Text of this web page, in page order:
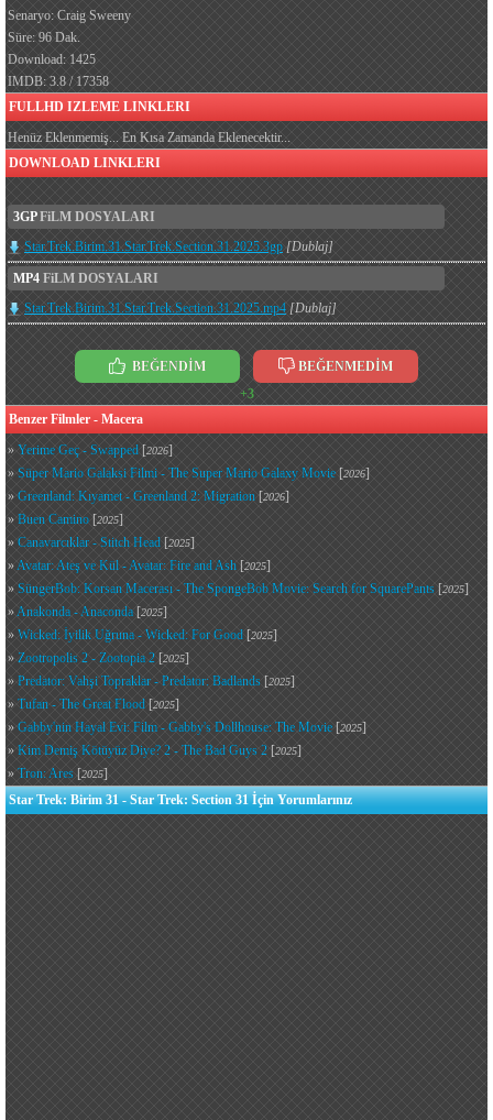
Senaryo: Craig Sweeny
Süre: 96 Dak.
Download: 1425
IMDB: 3.8 / 17358
FULLHD IZLEME LINKLERI
Henüz Eklenmemiş... En Kısa Zamanda Eklenecektir...
DOWNLOAD LINKLERI
3GPFiLM DOSYALARI
Star.Trek.Birim.31.Star.Trek.Section.31.2025.3gp [Dublaj]
MP4 FiLM DOSYALARI
Star.Trek.Birim.31.Star.Trek.Section.31.2025.mp4 [Dublaj]
BEĞENDİM
BEĞENMEDİM
+3
Benzer Filmler - Macera
» Yerime Geç - Swapped [2026]
» Süper Mario Galaksi Filmi - The Super Mario Galaxy Movie [2026]
» Greenland: Kıyamet - Greenland 2: Migration [2026]
» Buen Camino [2025]
» Canavarcıklar - Stitch Head [2025]
»Avatar: Ateş ve Kül - Avatar: Fire and Ash [2025]
» SüngerBob: Korsan Macerası - The SpongeBob Movie: Search for SquarePants [2025]
»Anakonda - Anaconda [2025]
» Wicked: İyilik Uğruna - Wicked: For Good [2025]
» Zootropolis 2 - Zootopia 2 [2025]
» Predator: Vahşi Topraklar - Predator: Badlands [2025]
» Tufan - The Great Flood [2025]
» Gabby'nin Hayal Evi: Film - Gabby's Dollhouse: The Movie [2025]
» Kim Demiş Kötüyüz Diye? 2 - The Bad Guys 2 [2025]
» Tron: Ares [2025]
Star Trek: Birim 31 - Star Trek: Section 31 İçin Yorumlarınız